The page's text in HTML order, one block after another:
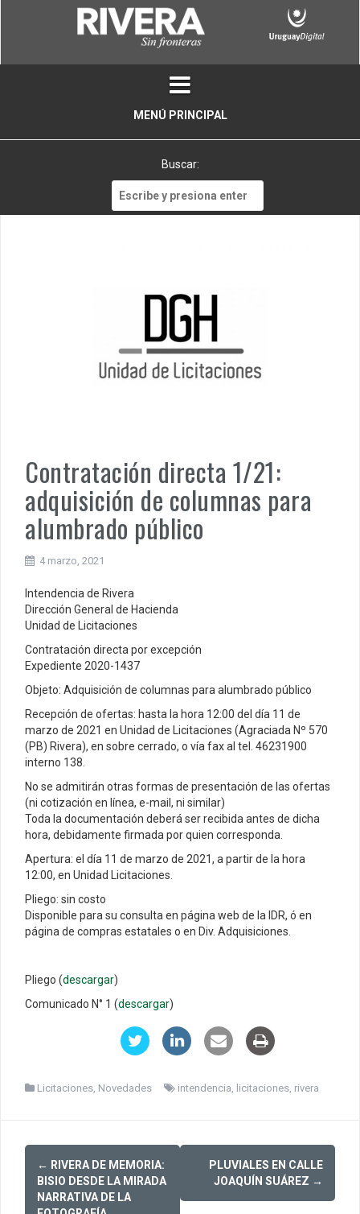
MENÚ PRINCIPAL
Buscar:
Contratación directa 1/21:
adquisición de columnas para
alumbrado público
4 marzo, 2021
Intendencia de Rivera
Dirección General de Hacienda
Unidad de Licitaciones
Contratación directa por excepción
Expediente 2020-1437
Objeto: Adquisición de columnas para alumbrado público
Recepción de ofertas: hasta la hora 12:00 del día 11 de
marzo de 2021 en Unidad de Licitaciones (Agraciada Nº 570
(PB) Rivera), en sobre cerrado, o vía fax al tel. 46231900
interno 138.
No se admitirán otras formas de presentación de las ofertas
(ni cotización en línea, e-mail, ni similar)
Toda la documentación deberá ser recibida antes de dicha
hora, debidamente firmada por quien corresponda.
Apertura: el día 11 de marzo de 2021, a partir de la hora
12:00, en Unidad Licitaciones.
Pliego: sin costo
Disponible para su consulta en página web de la IDR, ó en
página de compras estatales o en Div. Adquisiciones.
Pliego (descargar)
Comunicado N° 1 (descargar)
Licitaciones Novedades intendencia licitaciones rivera
Post
navigation
← RIVERA DE MEMORIA:
BISIO DESDE LA MIRADA
NARRATIVA DE LA
PLUVIALES EN CALLE
JOAQUÍN SUÁREZ →